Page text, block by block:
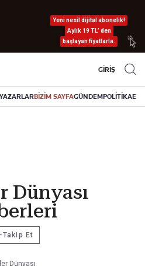
Yeni nesil dijital abonelik!
Aylık 19 TL’ den
başlayan fiyatlarla.
GİRİŞ
YAZARLARBİZİM SAYFAGÜNDEMPOLİTİKA
Dünyası
Takip Et
Dünyası